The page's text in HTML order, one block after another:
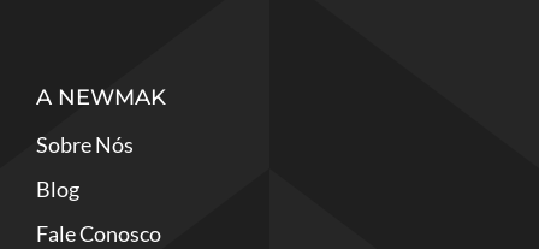
A NEWMAK
Sobre Nós
Blog
Fale Conosco